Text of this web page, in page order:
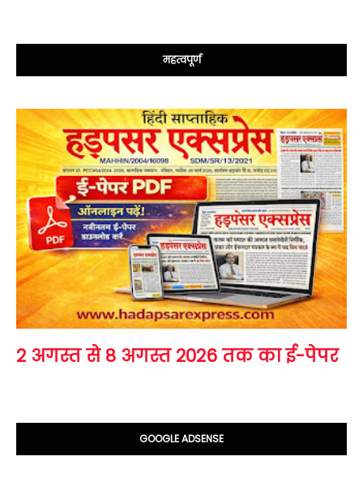
महत्वपूर्ण
2 अगस्त से 8 अगस्त 2026 तक का ई-पेपर
GOOGLE ADSENSE